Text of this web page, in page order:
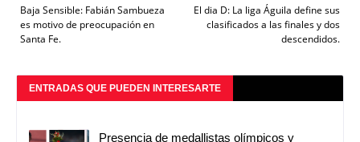
El dia D: La liga Águila define sus
clasificados a las finales y dos
descendidos.
Baja Sensible: Fabián Sambueza
es motivo de preocupación en
Santa Fe.
ENTRADAS QUE PUEDEN INTERESARTE
Presencia de medallistas olímpicos y